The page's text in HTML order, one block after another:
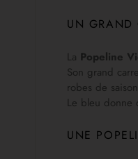
UN GRAND
La Popeline
Son grand
robes de
Le bleu donne
UNE